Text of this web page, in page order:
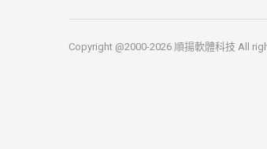
Copyright @2000-2026 順揚軟體科技 All